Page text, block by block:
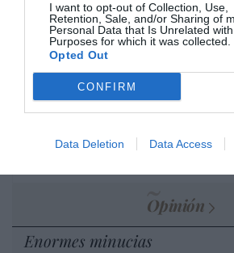
I want to opt-out of Collection, Use,
Retention, Sale, and/or Sharing of
Personal Data that Is Unrelated
Purposes for which it was collected.
Opted Out
CONFIRM
Data Deletion Data Access
Diario de la corrupción
Zapatero: pide al juez que
investigaciones de la UDEF
cuentas, cuando en España el
bancario es mínimo
por Redacción
Opinión
Enormes minucias